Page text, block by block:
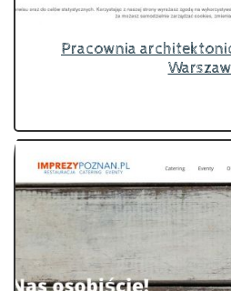
Pracownia